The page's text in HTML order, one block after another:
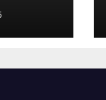
27.